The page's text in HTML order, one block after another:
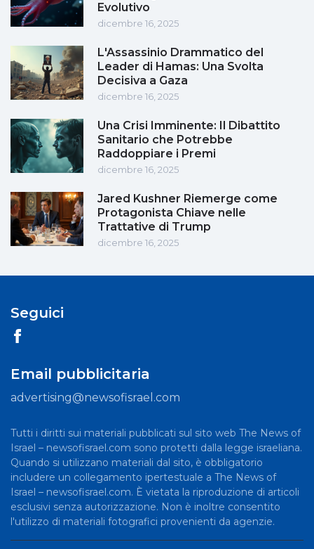
Evolutivo
dicembre 16, 2025
L'Assassinio Drammatico del
Leader di Hamas: Una Svolta
Decisiva a Gaza
dicembre 16, 2025
Una Crisi Imminente: Il Dibattito
Sanitario che Potrebbe
Raddoppiare i Premi
dicembre 16, 2025
Jared Kushner Riemerge come
Protagonista Chiave nelle
Trattative di Trump
dicembre 16, 2025
Seguici
Email pubblicitaria
advertising@newsofisrael.com
Tutti i diritti sui materiali pubblicati sul sito web The News of
Israel – newsofisrael.com sono protetti dalla legge israeliana.
Quando si utilizzano materiali dal sito, è obbligatorio
includere un collegamento ipertestuale a The News of
Israel – newsofisrael.com. È vietata la riproduzione di articoli
esclusivi senza autorizzazione. Non è inoltre consentito
l'utilizzo di materiali fotografici provenienti da agenzie.